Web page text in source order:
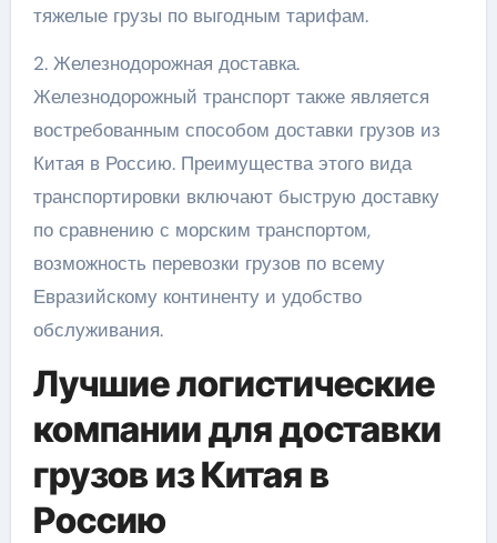
тяжелые грузы по выгодным тарифам.
2. Железнодорожная доставка.
Железнодорожный транспорт также является
востребованным способом доставки грузов из
Китая в Россию. Преимущества этого вида
транспортировки включают быструю доставку
по сравнению с морским транспортом,
возможность перевозки грузов по всему
Евразийскому континенту и удобство
обслуживания.
Лучшие логистические
компании для доставки
грузов из Китая в
Россию